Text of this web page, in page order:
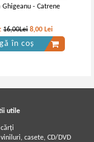
Ghigeanu - Catrene
16,00Lei 8,00 Lei
în coș
utile
casete, CD/DVD